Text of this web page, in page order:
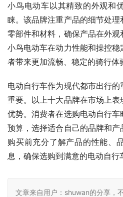
小鸟电动车以其精致的外观和
睐。该品牌注重产品的细节处
零部件和材料，确保产品在外观
小鸟电动车在动力性能和操控
者带来更加流畅、稳定的骑行体
电动自行车作为现代都市出行
重要。以上十大品牌在市场上
优势。消费者在选购电动自行
预算，选择适合自己的品牌和
购买前充分了解产品的性能、
息，确保选购到满意的电动自行
文章来自用户：shuwan的分享，